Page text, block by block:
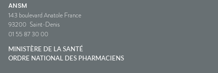
ANSM
143 boulevard Anatole France
93200 Saint-Denis
01 55 87 30 00
MINISTÈRE DE LA SANTÉ
ORDRE NATIONAL DES PHARMACIENS